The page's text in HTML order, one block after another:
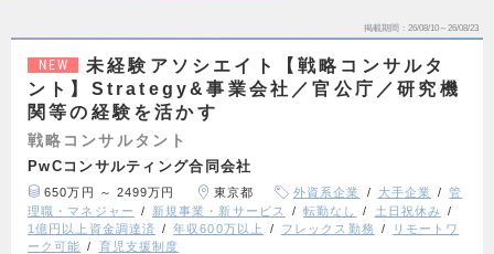
掲載期間 26/08/10～26/08/23
NEW
未経験アソシエイト【戦略コンサルタ
ント】Strategy&事業会社／官公庁／研究機
関等の経験を活かす
戦略コンサルタント
PwCコンサルティング合同会社
650万円 ～ 2499万円 東京都 外資系企業 大手企業
管
理職・マネジャー
新規事業・新サービス 転勤なし
土日祝休み
1億円以上資金調達済
年収600万以上 フレックス勤務
リモートワ
ーク可能
育児支援制度